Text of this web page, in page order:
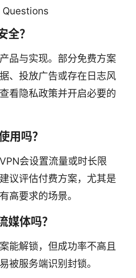
全？
品与实现。部分免费方案
、投放广告或存在日志风
看隐私政策并开启必要的
用吗？
会设置流量或时长限
议评估付费方案，尤其是
高要求的场景。
媒体吗？
能解锁，但成功率不高且
被服务端识别封锁。